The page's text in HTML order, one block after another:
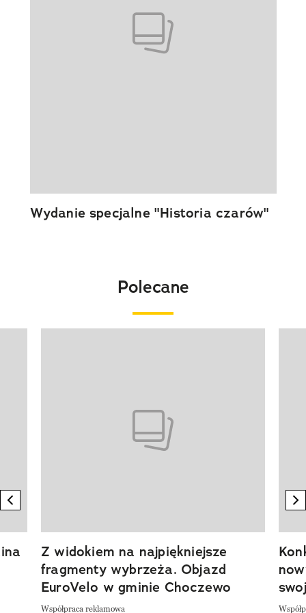
Wydanie specjalne "Historia czarów"
Polecane
previous element
Z widokiem na najpiękniejsze
fragmenty wybrzeża. Objazd
EuroVelo w gminie Choczewo
Współpraca reklamowa